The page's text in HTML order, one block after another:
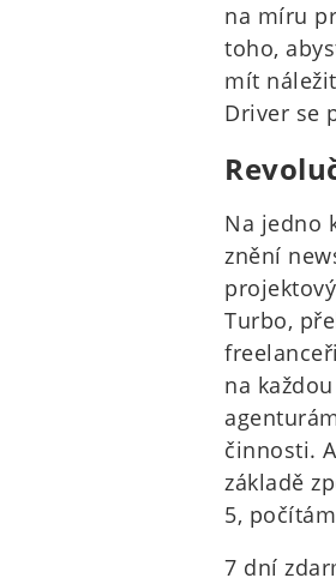
na míru
toho,
mít
Driver se
Na jedno
znění
Turbo,
na
činnosti.
základě
5,
7 dní